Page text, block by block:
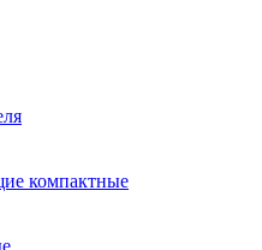
компактные